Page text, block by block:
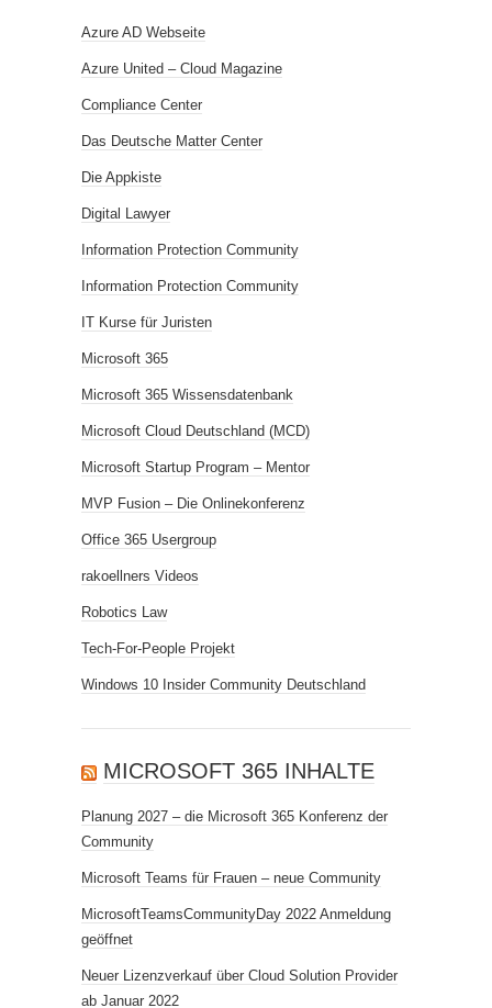
Azure AD Webseite
Azure United – Cloud Magazine
Compliance Center
Das Deutsche Matter Center
Die Appkiste
Digital Lawyer
Information Protection Community
Information Protection Community
IT Kurse für Juristen
Microsoft 365
Microsoft 365 Wissensdatenbank
Microsoft Cloud Deutschland (MCD)
Microsoft Startup Program – Mentor
MVP Fusion – Die Onlinekonferenz
Office 365 Usergroup
rakoellners Videos
Robotics Law
Tech-For-People Projekt
Windows 10 Insider Community Deutschland
MICROSOFT 365 INHALTE
Planung 2027 – die Microsoft 365 Konferenz der
Community
Microsoft Teams für Frauen – neue Community
MicrosoftTeamsCommunityDay 2022 Anmeldung
geöffnet
Neuer Lizenzverkauf über Cloud Solution Provider
ab Januar 2022